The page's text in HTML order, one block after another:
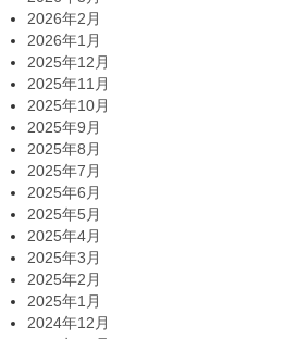
2026年2月
2026年1月
2025年12月
2025年11月
2025年10月
2025年9月
2025年8月
2025年7月
2025年6月
2025年5月
2025年4月
2025年3月
2025年2月
2025年1月
2024年12月